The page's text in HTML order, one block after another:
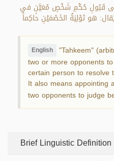
على قَبُولِ حُكْمِ شَخْصٍ مُعَيَّنٍ في
هو تَوْلِيَةُ الخَصْمَيْنِ حاكِماً
English "Tahkeem"
two or more opponents
certain person to resolve
It also means appointing
two opponents to judge
Brief Linguistic Definition